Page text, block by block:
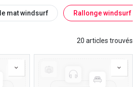
mat windsurf Rallonge windsurf
20 articles trouvés